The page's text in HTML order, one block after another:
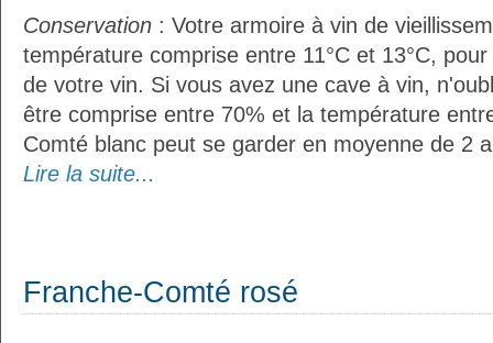
Conservation : Votre armoire à vin de
température comprise entre 11°C et 13°C,
de votre vin. Si vous avez une cave à vin,
être comprise entre 70% et la température
Comté blanc peut se garder en moyenne de 2
Lire la suite...
Franche-Comté rosé